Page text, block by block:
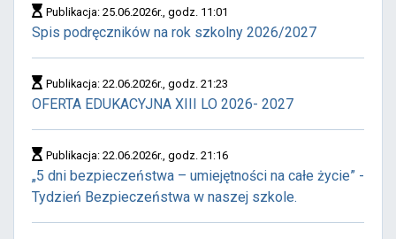
Publikacja: 25.06.2026r., godz. 11:01
Spis podręczników na rok szkolny 2026/2027
Publikacja: 22.06.2026r., godz. 21:23
OFERTA EDUKACYJNA XIII LO 2026- 2027
Publikacja: 22.06.2026r., godz. 21:16
„5 dni bezpieczeństwa – umiejętności na całe życie” -
Tydzień Bezpieczeństwa w naszej szkole.